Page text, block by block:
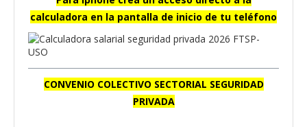
calculadora en la pantalla de inicio de tu teléfono
CONVENIO COLECTIVO SECTORIAL SEGURIDAD
PRIVADA